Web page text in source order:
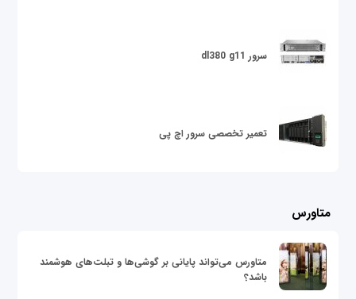
سرور dl380 g11
تعمیر تخصصی سرور اچ پی
متاورس
متاورس می‌تواند پایانی بر گوشی‌ها و تبلت‌های هوشمند
باشد؟